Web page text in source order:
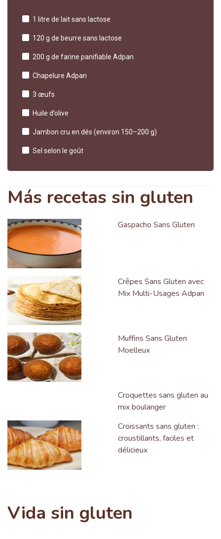
1 litre de lait sans lactose
120 g de beurre sans lactose
200 g de farine panifiable Adpan
Chapelure Adpan
3 œufs
Huile d’olive
Jambon cru en dés (environ 150–200 g)
Sel selon le goût
Más recetas sin gluten
Gaspacho Sans Gluten
Crêpes Sans Gluten avec
Mix Multi-Usages Adpan
Muffins Sans Gluten
Moelleux
Croquettes sans gluten au
mix boulanger
Croissants sans gluten :
croustillants, faciles et
délicieux
Vida sin gluten